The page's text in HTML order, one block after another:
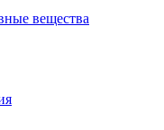
вещества